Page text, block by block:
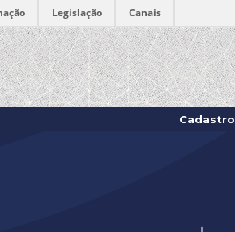
Legislação Canais
Cadastro